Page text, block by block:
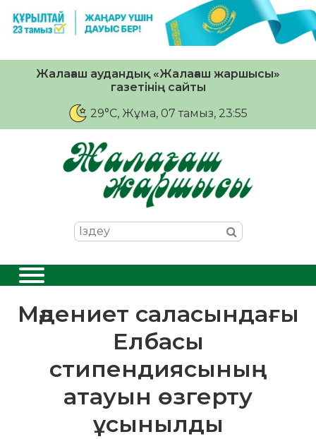
Жалағаш аудандық «Жалағаш жаршысы»
газетінің сайты
29°C, Жұма, 07 тамыз, 23:55
Мәдениет саласындағы
Елбасы
стипендиясының
атауын өзгерту
ұсынылды